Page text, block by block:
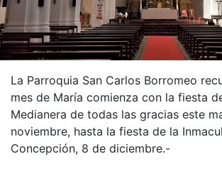
La Parroquia San Carlos Borromeo
mes de María comienza con la fiesta
Medianera de todas las gracias este
noviembre, hasta la fiesta de la
Concepción, 8 de diciembre.-